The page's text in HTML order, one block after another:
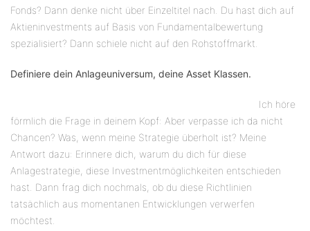
Fonds? Dann denke nicht über Einzeltitel nach. Du hast dich auf
Aktieninvestments auf Basis von Fundamentalbewertung
spezialisiert? Dann schiele nicht auf den Rohstoffmarkt.
Definiere dein Anlageuniversum, deine Asset Klassen.
Ich höre
förmlich die Frage in deinem Kopf: Aber verpasse ich da nicht
Chancen? Was, wenn meine Strategie überholt ist? Meine
Antwort dazu: Erinnere dich, warum du dich für diese
Anlagestrategie, diese Investmentmöglichkeiten entschieden
hast. Dann frag dich nochmals, ob du diese Richtlinien
tatsächlich aus momentanen Entwicklungen verwerfen
möchtest.